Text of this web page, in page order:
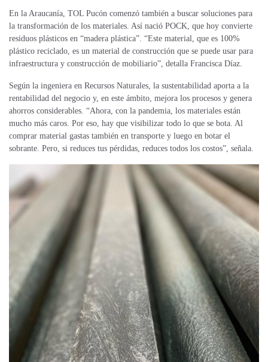
En la Araucanía, TOL Pucón comenzó también a buscar soluciones para
la transformación de los materiales. Así nació POCK, que hoy convierte
residuos plásticos en “madera plástica”. “Este material, que es 100%
plástico reciclado, es un material de construcción que se puede usar para
infraestructura y construcción de mobiliario”, detalla Francisca Díaz.
Según la ingeniera en Recursos Naturales, la sustentabilidad aporta a la
rentabilidad del negocio y, en este ámbito, mejora los procesos y genera
ahorros considerables. “Ahora, con la pandemia, los materiales están
mucho más caros. Por eso, hay que visibilizar todo lo que se bota. Al
comprar material gastas también en transporte y luego en botar el
sobrante. Pero, si reduces tus pérdidas, reduces todos los costos”, señala.